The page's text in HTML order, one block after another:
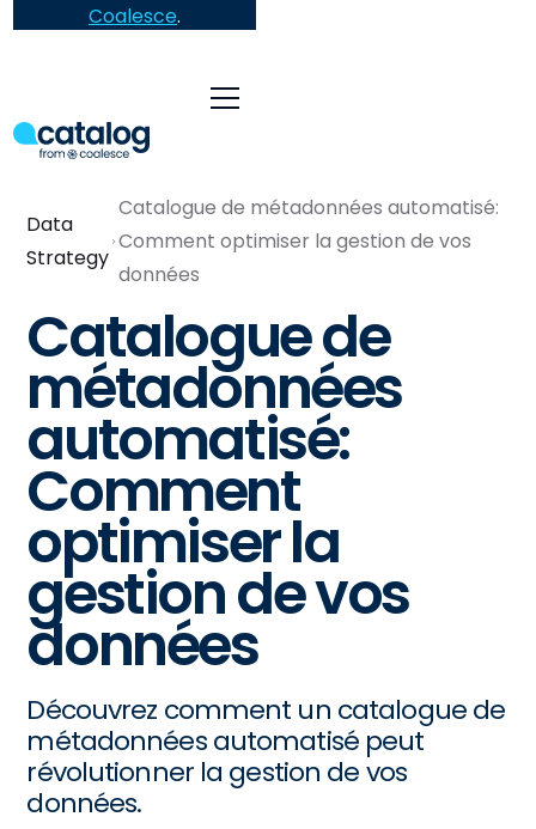
Coalesce.
Data
Strategy
Catalogue de métadonnées automatisé:
Comment optimiser la gestion de vos
données
Catalogue de
métadonnées
automatisé:
Comment
optimiser la
gestion de vos
données
Découvrez comment un catalogue de
métadonnées automatisé peut
révolutionner la gestion de vos
données.